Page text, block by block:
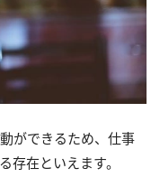
ができるため、仕事
存在といえます。